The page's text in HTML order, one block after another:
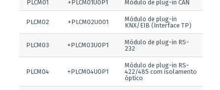
PLCM01 +PLCM01U0P1 Módulo de plug-in CAN
PLCM02 +PLCM02U001
Módulo de plug-in
KNX/EIB (Interface TP)
PLCM03 +PLCM03U0P1
Módulo de plug-in RS-
232
PLCM04 +PLCM04U0P1
Módulo de plug-in RS-
422/485 com isolamento
óptico